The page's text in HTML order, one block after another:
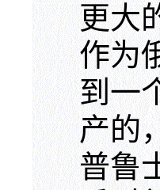
更大
作为
到一
产的
普鲁